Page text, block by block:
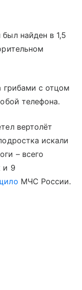
найден в 1,5
грибами с отцом
телефона.
вертолёт
искали
– всего
и 9
МЧС России.